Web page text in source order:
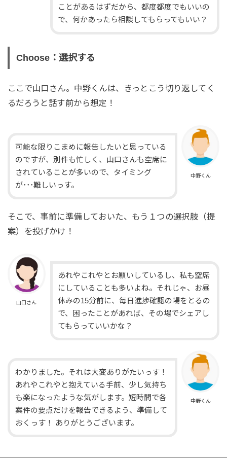
ことがあるはずだから、都度都度でもいいの
で、何かあったら相談してもらってもいい？
Choose：選択する
ここで山口さん。中野くんは、きっとこう切り返してく
るだろうと話す前から想定！
中野くん
可能な限りこまめに報告したいと思っている
のですが、別件も忙しく、山口さんも空席に
されていることが多いので、タイミング
が･･･難しいっす。
そこで、事前に準備しておいた、もう１つの選択肢（提
案）を投げかけ！
山口さん
あれやこれやとお願いしているし、私も空席
にしていることも多いよね。それじゃ、お昼
休みの15分前に、毎日進捗確認の場をとるの
で、困ったことがあれば、その場でシェアし
てもらっていいかな？
中野くん
わかりました。それは大変ありがたいっす！
あれやこれやと抱えている手前、少し気持ち
も楽になったような気がします。短時間で各
案件の要点だけを報告できるよう、準備して
おくっす！ ありがとうございます。